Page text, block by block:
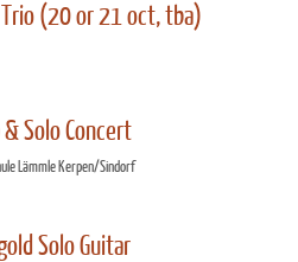
Trio (20 or 21 oct, tba)
Solo Concert
Lämmle Kerpen/Sindorf
Solo Guitar